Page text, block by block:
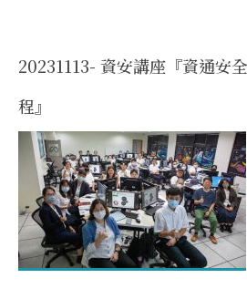
20231113- 資安講座『資通安
程』